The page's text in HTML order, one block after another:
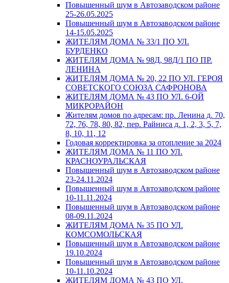
Повышенный шум в Автозаводском районе
25-26.05.2025
Повышенный шум в Автозаводском районе
14-15.05.2025
ЖИТЕЛЯМ ДОМА № 33/1 ПО УЛ.
БУРДЕНКО
ЖИТЕЛЯМ ДОМА № 98Д, 98Д/1 ПО ПР.
ЛЕНИНА
ЖИТЕЛЯМ ДОМА № 20, 22 ПО УЛ. ГЕРОЯ
СОВЕТСКОГО СОЮЗА САФРОНОВА
ЖИТЕЛЯМ ДОМА № 43 ПО УЛ. 6-ОЙ
МИКРОРАЙОН
Жителям домов по адресам: пр. Ленина д. 70,
72, 76, 78, 80, 82, пер. Райниса д. 1, 2, 3, 5, 7,
8, 10, 11, 12
Годовая корректировка за отопление за 2024
ЖИТЕЛЯМ ДОМА № 11 ПО УЛ.
КРАСНОУРАЛЬСКАЯ
Повышенный шум в Автозаводском районе
23-24.11.2024
Повышенный шум в Автозаводском районе
10-11.11.2024
Повышенный шум в Автозаводском районе
08-09.11.2024
ЖИТЕЛЯМ ДОМА № 35 ПО УЛ.
КОМСОМОЛЬСКАЯ
Повышенный шум в Автозаводском районе
19.10.2024
Повышенный шум в Автозаводском районе
10-11.10.2024
ЖИТЕЛЯМ ДОМА № 43 ПО УЛ.